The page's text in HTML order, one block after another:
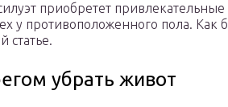
приобретет
у противоположенного пола. Как
статье.
убрать живот